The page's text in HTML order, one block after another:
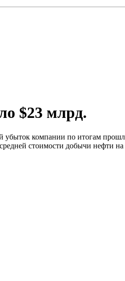
$23 млрд.
убыток компании по итогам
стоимости добычи нефти